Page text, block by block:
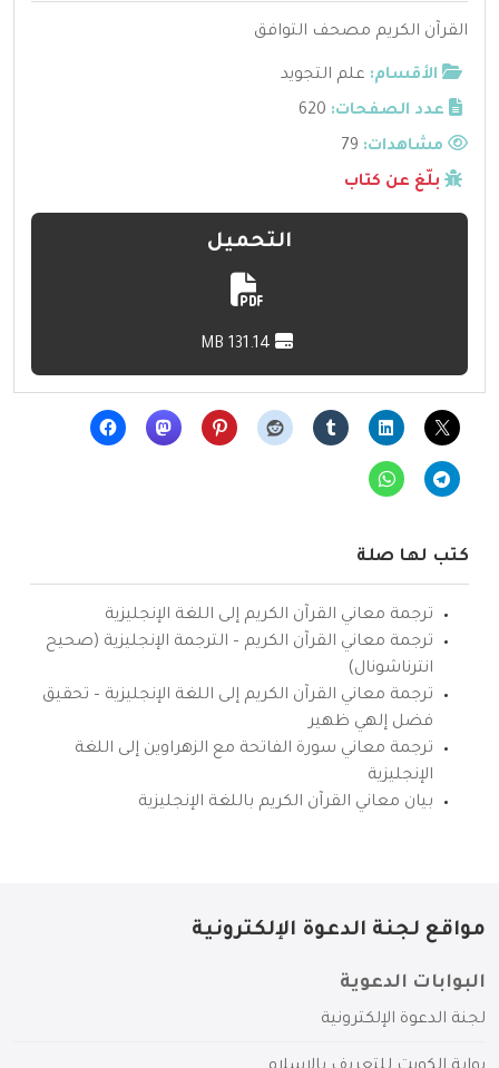
القرآن الكريم مصحف التوافق
الأقسام: علم التجويد
عدد الصفحات: 620
مشاهدات:
بلّغ عن كتاب
التحميل
كتب لها صلة
ترجمة معاني القرآن الكريم إلى اللغة الإنجليزية
ترجمة معاني القرآن الكريم – الترجمة الإنجليزية (صحيح
انترناشونال)
ترجمة معاني القرآن الكريم إلى اللغة الإنجليزية – تحقيق
فضل إلهي ظهير
ترجمة معاني سورة الفاتحة مع الزهراوين إلى اللغة
الإنجليزية
بيان معاني القرآن الكريم باللغة الإنجليزية
مواقع لجنة الدعوة الإلكترونية
البوابات الدعوية
لجنة الدعوة الإلكترونية